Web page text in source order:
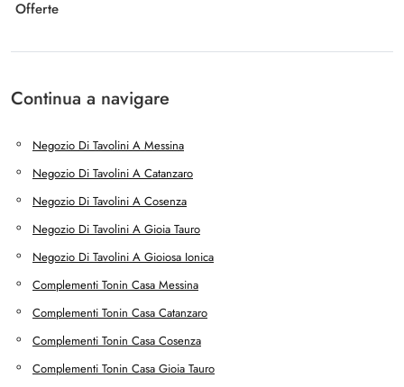
Offerte
Continua a navigare
Negozio Di Tavolini A Messina
Negozio Di Tavolini A Catanzaro
Negozio Di Tavolini A Cosenza
Negozio Di Tavolini A Gioia Tauro
Negozio Di Tavolini A Gioiosa Ionica
Complementi Tonin Casa Messina
Complementi Tonin Casa Catanzaro
Complementi Tonin Casa Cosenza
Complementi Tonin Casa Gioia Tauro